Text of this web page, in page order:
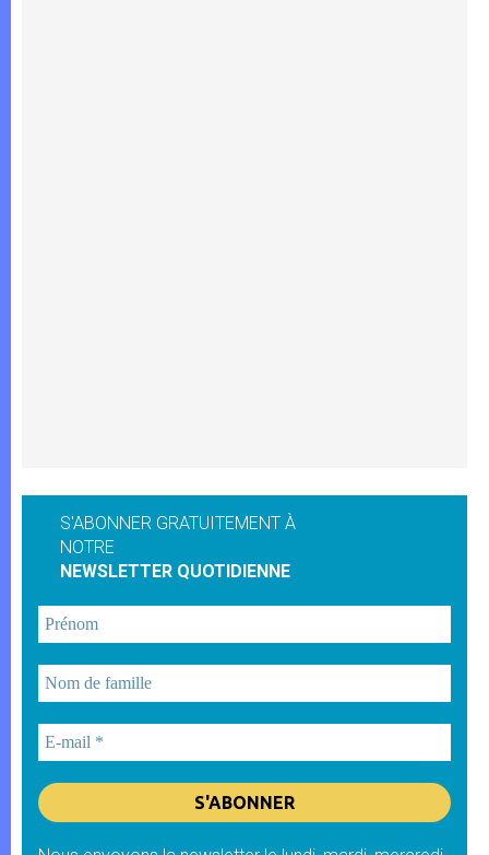
S'ABONNER GRATUITEMENT À
NOTRE
NEWSLETTER QUOTIDIENNE